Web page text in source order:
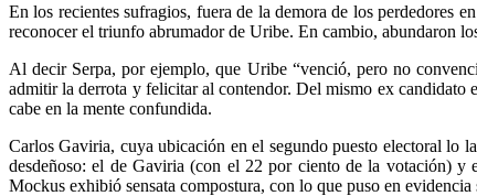
En los recientes sufragios, fuera de la demora de los perdedores
reconocer el triunfo abrumador de Uribe. En cambio, abundaron
Al decir Serpa, por ejemplo, que Uribe “venció, pero no
admitir la derrota y felicitar al contendor. Del mismo ex candidato
cabe en la mente confundida.
Carlos Gaviria, cuya ubicación en el segundo puesto electoral lo
desdeñoso: el de Gaviria (con el 22 por ciento de la votación)
Mockus exhibió sensata compostura, con lo que puso en evidencia